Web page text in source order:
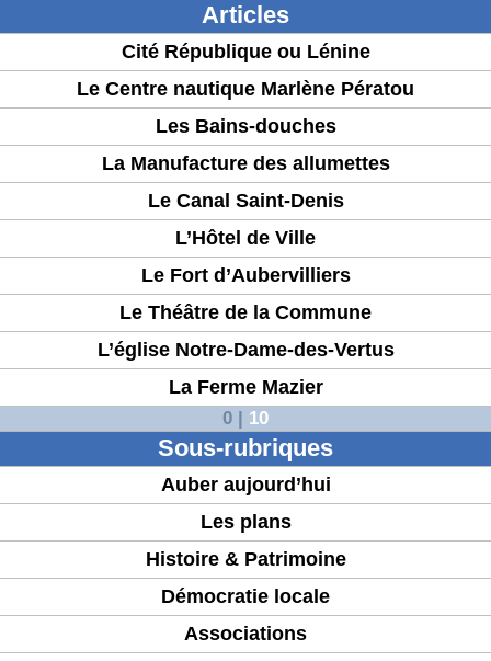
Articles
Cité République ou Lénine
Le Centre nautique Marlène Pératou
Les Bains-douches
La Manufacture des allumettes
Le Canal Saint-Denis
L’Hôtel de Ville
Le Fort d’Aubervilliers
Le Théâtre de la Commune
L’église Notre-Dame-des-Vertus
La Ferme Mazier
0 10
Sous-rubriques
Auber aujourd’hui
Les plans
Histoire & Patrimoine
Démocratie locale
Associations